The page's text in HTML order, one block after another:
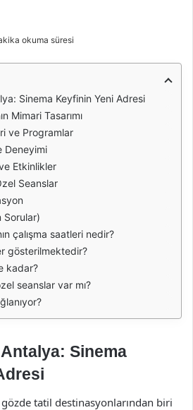
okuma süresi
Sinema Keyfinin Yeni Adresi
Mimari Tasarımı
ve Programlar
Deneyimi
Etkinlikler
Seanslar
Sorular)
çalışma saatleri nedir?
gösterilmektedir?
kadar?
seanslar var mı?
Sinema
tatil destinasyonlarından biri